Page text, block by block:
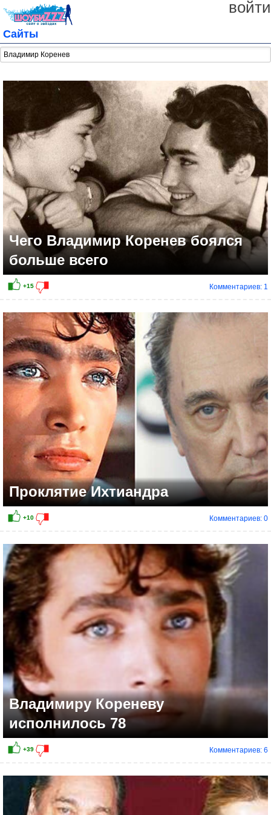
войти
Сайты
Чего Владимир Коренев боялся
больше всего
+15
Комментариев: 1
Проклятие Ихтиандра
Комментариев: 0
Владимиру Кореневу
исполнилось 78
Комментариев: 6